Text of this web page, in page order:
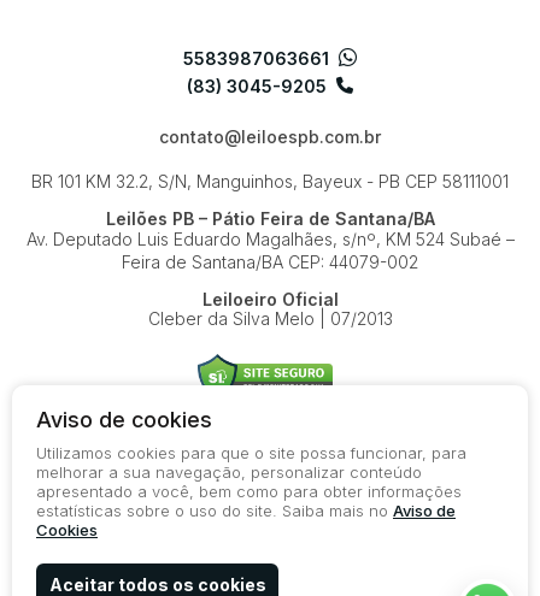
5583987063661
(83) 3045-9205
contato@leiloespb.com.br
BR 101 KM 32.2, S/N, Manguinhos, Bayeux - PB CEP 58111001
Leilões PB – Pátio Feira de Santana/BA
Av. Deputado Luis Eduardo Magalhães, s/nº, KM 524Subaé –
Feira de Santana/BA CEP: 44079-002
Leiloeiro Oficial
Cleber da Silva Melo | 07/2013
© 2026-present - Todos os direitos reservados
Política de Privacidade
Termos de Uso
Aviso de cookies
Utilizamos cookies para que o site possa funcionar, para
melhorar a sua navegação, personalizar conteúdo
apresentado a você, bem como para obter informações
estatísticas sobre o uso do site. Saiba mais no Aviso de
Cookies
Aceitar todos os cookies